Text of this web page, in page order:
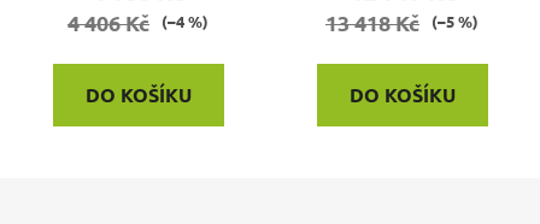
4 406 Kč (–4 %)
DO KOŠÍKU
13 418 Kč (–5 %)
DO KOŠÍKU